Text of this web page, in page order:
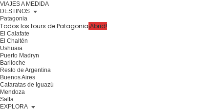
VIAJES A MEDIDA
DESTINOS
Patagonia
Todos los tours de Patagonia¡Abrid!
El Calafate
El Chaltén
Ushuaia
Puerto Madryn
Bariloche
Resto de Argentina
Buenos Aires
Cataratas de Iguazú
Mendoza
Salta
EXPLORA